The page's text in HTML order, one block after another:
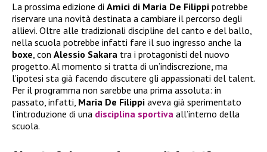
La prossima edizione di Amici di Maria De Filippi potrebbe
riservare una novità destinata a cambiare il percorso degli
allievi. Oltre alle tradizionali discipline del canto e del ballo,
nella scuola potrebbe infatti fare il suo ingresso anche la
boxe, con Alessio Sakara tra i protagonisti del nuovo
progetto. Al momento si tratta di un’indiscrezione, ma
l’ipotesi sta già facendo discutere gli appassionati del talent.
Per il programma non sarebbe una prima assoluta: in
passato, infatti, Maria De Filippi aveva già sperimentato
l’introduzione di una disciplina sportiva all’interno della
scuola.